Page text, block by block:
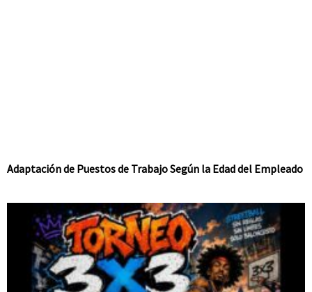
Adaptación de Puestos de Trabajo Según la Edad del Empleado